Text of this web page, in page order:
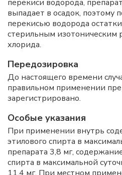
перекиси водорода,
выпадает в осадок, поэтому
перекисью водорода
стерильным изотоническим
хлорида.
Передозировка
До настоящего времени
правильном применении
зарегистрировано.
Особые указания
При применении внутрь
этилового спирта в
препарата 3,8 мг,
спирта в максимальной